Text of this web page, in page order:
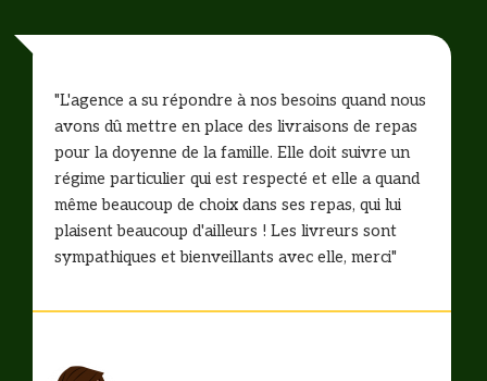
"L'agence a su répondre à nos besoins quand nous
avons dû mettre en place des livraisons de repas
pour la doyenne de la famille. Elle doit suivre un
régime particulier qui est respecté et elle a quand
même beaucoup de choix dans ses repas, qui lui
plaisent beaucoup d'ailleurs ! Les livreurs sont
sympathiques et bienveillants avec elle, merci"